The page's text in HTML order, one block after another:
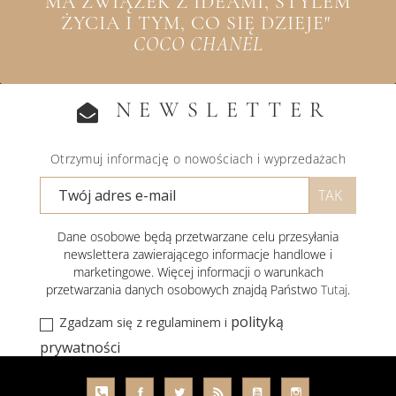
ŻYCIA I TYM, CO SIĘ DZIEJE"
COCO CHANEL
NEWSLETTER
Otrzymuj informację o nowościach i wyprzedażach
Dane osobowe będą przetwarzane celu przesyłania
newslettera zawierającego informacje handlowe i
marketingowe. Więcej informacji o warunkach
przetwarzania danych osobowych znajdą Państwo Tutaj.
Zgadzam się z regulaminem i polityką
prywatności